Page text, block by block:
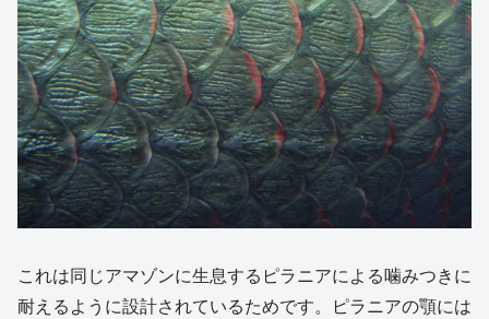
これは同じアマゾンに生息するピラニアによる噛みつきに
耐えるように設計されているためです。ピラニアの顎には